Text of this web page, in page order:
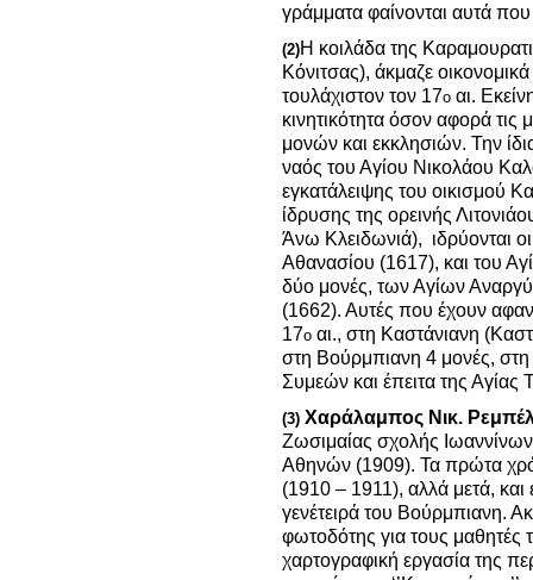
γράμματα φαίνονται αυτά
(2)Η κοιλάδα της
Κόνιτσας), άκμαζε
τουλάχιστον τον 17ο αι.
κινητικότητα όσον αφορά τις
μονών και εκκλησιών. Την
ναός του Αγίου Νικολάου
εγκατάλειψης του οικισμού
ίδρυσης της ορεινής
Άνω Κλειδωνιά), ιδρύονται
Αθανασίου (1617), και του
δύο μονές, των Αγίων
(1662). Αυτές που έχουν
17ο αι., στη Καστάνιανη
στη Βούρμπιανη 4 μονές,
Συμεών και έπειτα της Αγίας
(3) Χαράλαμπος Νικ.
Ζωσιμαίας σχολής
Αθηνών (1909). Τα πρώτα
(1910 – 1911), αλλά μετά,
γενέτειρά του Βούρμπιανη.
φωτοδότης για τους μαθητές
χαρτογραφική εργασία της